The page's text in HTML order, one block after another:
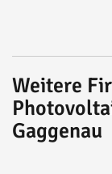
Weitere
Gaggenau